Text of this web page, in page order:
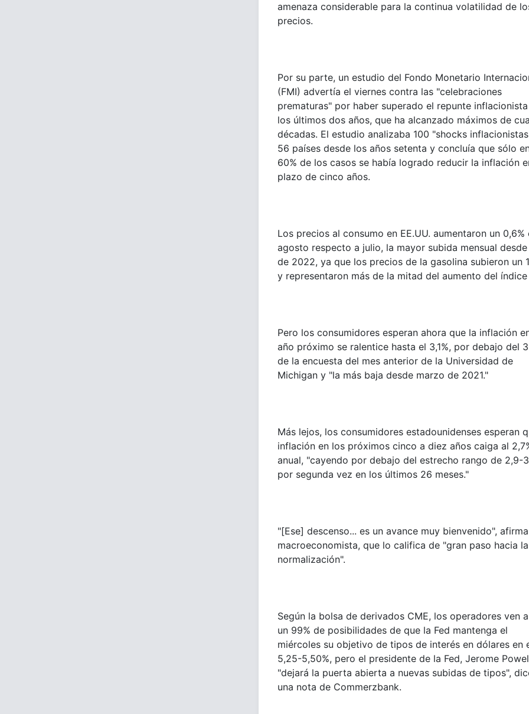
amenaza considerable para la continua volatilidad de
precios.
Por su parte, un estudio del Fondo Monetario
(FMI) advertía el viernes contra las "celebraciones
prematuras" por haber superado el repunte
los últimos dos años, que ha alcanzado máximos de
décadas. El estudio analizaba 100 "shocks
56 países desde los años setenta y concluía que sólo
60% de los casos se había logrado reducir la inflación
plazo de cinco años.
Los precios al consumo en EE.UU. aumentaron un 0,6%
agosto respecto a julio, la mayor subida mensual
de 2022, ya que los precios de la gasolina subieron un
y representaron más de la mitad del aumento del índice
Pero los consumidores esperan ahora que la inflación
año próximo se ralentice hasta el 3,1%, por debajo del
de la encuesta del mes anterior de la Universidad de
Michigan y "la más baja desde marzo de 2021."
Más lejos, los consumidores estadounidenses esperan
inflación en los próximos cinco a diez años caiga al
anual, "cayendo por debajo del estrecho rango de 2,9-
por segunda vez en los últimos 26 meses."
"[Ese] descenso... es un avance muy bienvenido",
macroeconomista, que lo califica de "gran paso hacia la
normalización".
Según la bolsa de derivados CME, los operadores ven
un 99% de posibilidades de que la Fed mantenga el
miércoles su objetivo de tipos de interés en dólares en
5,25-5,50%, pero el presidente de la Fed, Jerome
"dejará la puerta abierta a nuevas subidas de tipos",
una nota de Commerzbank.